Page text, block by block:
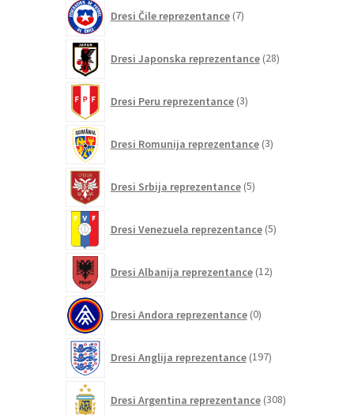
Dresi Čile reprezentance 7izdelkov
Dresi Japonska reprezentance 28izdelkov
Dresi Peru reprezentance 3izdelki
Dresi Romunija reprezentance 3izdelki
Dresi Srbija reprezentance 5izdelkov
Dresi Venezuela reprezentance 5izdelkov
Dresi Albanija reprezentance 12izdelkov
Dresi Andora reprezentance 0izdelkov
Dresi Anglija reprezentance 197izdelkov
Dresi Argentina reprezentance 308izdelkov